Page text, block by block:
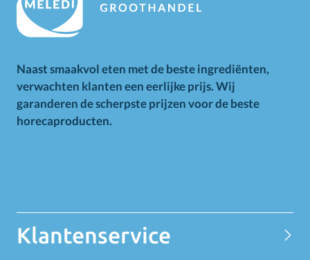
Naast smaakvol eten met de beste ingrediënten,
verwachten klanten een eerlijke prijs. Wij
garanderen de scherpste prijzen voor de beste
horecaproducten.
Klantenservice